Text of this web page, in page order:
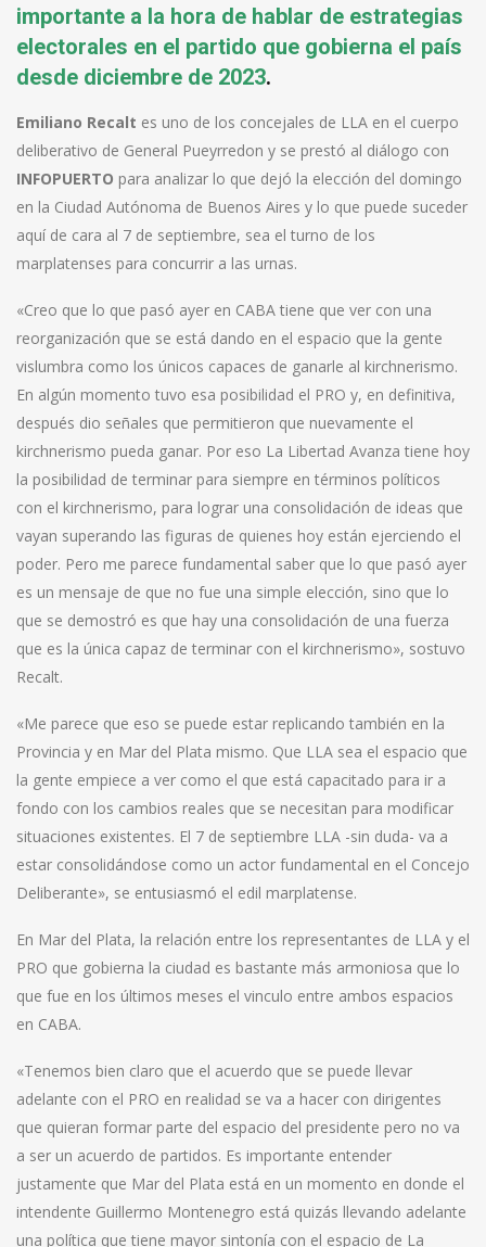
importante a la hora de hablar de estrategias
electorales en el partido que gobierna el país
desde diciembre de 2023.
Emiliano Recalt es uno de los concejales de LLA en el cuerpo
deliberativo de General Pueyrredon y se prestó al diálogo con
INFOPUERTO para analizar lo que dejó la elección del domingo
en la Ciudad Autónoma de Buenos Aires y lo que puede suceder
aquí de cara al 7 de septiembre, sea el turno de los
marplatenses para concurrir a las urnas.
«Creo que lo que pasó ayer en CABA tiene que ver con una
reorganización que se está dando en el espacio que la gente
vislumbra como los únicos capaces de ganarle al kirchnerismo.
En algún momento tuvo esa posibilidad el PRO y, en definitiva,
después dio señales que permitieron que nuevamente el
kirchnerismo pueda ganar. Por eso La Libertad Avanza tiene hoy
la posibilidad de terminar para siempre en términos políticos
con el kirchnerismo, para lograr una consolidación de ideas que
vayan superando las figuras de quienes hoy están ejerciendo el
poder. Pero me parece fundamental saber que lo que pasó ayer
es un mensaje de que no fue una simple elección, sino que lo
que se demostró es que hay una consolidación de una fuerza
que es la única capaz de terminar con el kirchnerismo», sostuvo
Recalt.
«Me parece que eso se puede estar replicando también en la
Provincia y en Mar del Plata mismo. Que LLA sea el espacio que
la gente empiece a ver como el que está capacitado para ir a
fondo con los cambios reales que se necesitan para modificar
situaciones existentes. El 7 de septiembre LLA -sin duda- va a
estar consolidándose como un actor fundamental en el Concejo
Deliberante», se entusiasmó el edil marplatense.
En Mar del Plata, la relación entre los representantes de LLA y el
PRO que gobierna la ciudad es bastante más armoniosa que lo
que fue en los últimos meses el vinculo entre ambos espacios
en CABA.
«Tenemos bien claro que el acuerdo que se puede llevar
adelante con el PRO en realidad se va a hacer con dirigentes
que quieran formar parte del espacio del presidente pero no va
a ser un acuerdo de partidos. Es importante entender
justamente que Mar del Plata está en un momento en donde el
intendente Guillermo Montenegro está quizás llevando adelante
una política que tiene mayor sintonía con el espacio de La